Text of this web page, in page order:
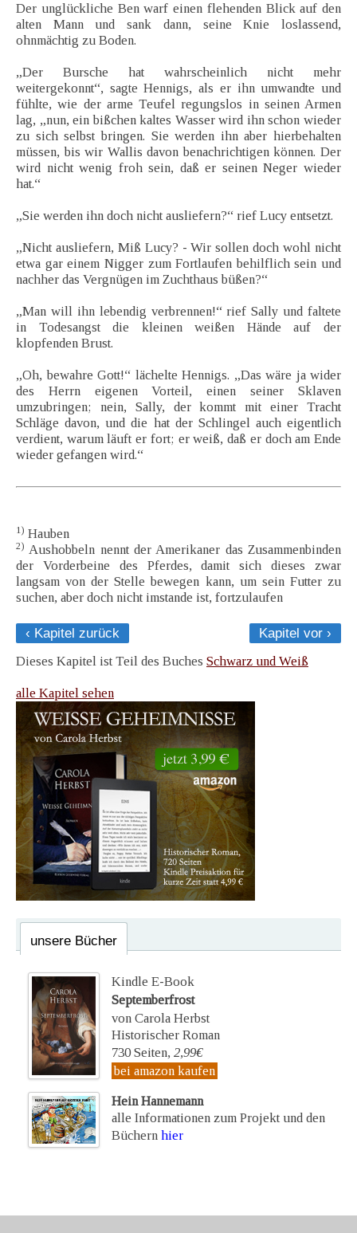
Der unglückliche Ben warf einen flehenden Blick auf den
alten Mann und sank dann, seine Knie loslassend,
ohnmächtig zu Boden.
„Der Bursche hat wahrscheinlich nicht mehr
weitergekonnt“, sagte Hennigs, als er ihn umwandte und
fühlte, wie der arme Teufel regungslos in seinen Armen
lag, „nun, ein bißchen kaltes Wasser wird ihn schon wieder
zu sich selbst bringen. Sie werden ihn aber hierbehalten
müssen, bis wir Wallis davon benachrichtigen können. Der
wird nicht wenig froh sein, daß er seinen Neger wieder
hat.“
„Sie werden ihn doch nicht ausliefern?“ rief Lucy entsetzt.
„Nicht ausliefern, Miß Lucy? - Wir sollen doch wohl nicht
etwa gar einem Nigger zum Fortlaufen behilflich sein und
nachher das Vergnügen im Zuchthaus büßen?“
„Man will ihn lebendig verbrennen!“ rief Sally und faltete
in Todesangst die kleinen weißen Hände auf der
klopfenden Brust.
„Oh, bewahre Gott!“ lächelte Hennigs. „Das wäre ja wider
des Herrn eigenen Vorteil, einen seiner Sklaven
umzubringen; nein, Sally, der kommt mit einer Tracht
Schläge davon, und die hat der Schlingel auch eigentlich
verdient, warum läuft er fort; er weiß, daß er doch am Ende
wieder gefangen wird.“
1) Hauben
2) Aushobbeln nennt der Amerikaner das Zusammenbinden
der Vorderbeine des Pferdes, damit sich dieses zwar
langsam von der Stelle bewegen kann, um sein Futter zu
suchen, aber doch nicht imstande ist, fortzulaufen
‹ Kapitel zurück
Kapitel vor ›
Dieses Kapitel ist Teil des Buches Schwarz und Weiß
alle Kapitel sehen
unsere Bücher
Kindle E-Book
Septemberfrost
von Carola Herbst
Historischer Roman
730 Seiten, 2,99€
bei amazon kaufen
Hein Hannemann
alle Informationen zum Projekt und den
Büchern hier